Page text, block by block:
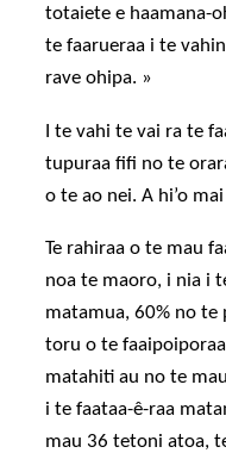
totaiete e haamana-
te faarueraa i te
rave ohipa. »
I te vahi te vai ra te
tupuraa fifi no te
o te ao nei. A hi’o
Te rahiraa o te mau
noa te maoro, i nia i
matamua, 60% no te
toru o te
matahiti au no te
i te faataa-ê-raa
mau 36 tetoni atoa,